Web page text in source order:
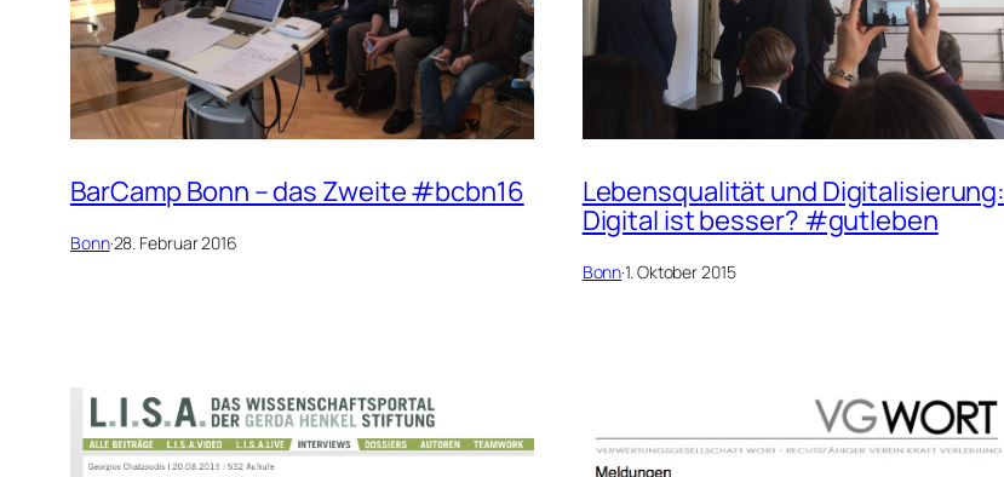
BarCamp Bonn – das Zweite #bcbn16
Bonn·28. Februar 2016
Lebensqualität und Digitalisierung:
Digital ist besser? #gutleben
Bonn·1. Oktober 2015